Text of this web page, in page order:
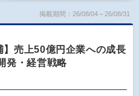
掲載期間：26/08/04～26/08/31
売上50億円企業への成長
発・経営戦略